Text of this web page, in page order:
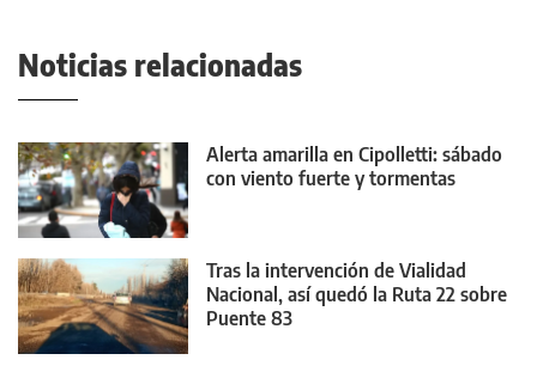
Noticias relacionadas
Alerta amarilla en Cipolletti: sábado
con viento fuerte y tormentas
Tras la intervención de Vialidad
Nacional, así quedó la Ruta 22 sobre
Puente 83